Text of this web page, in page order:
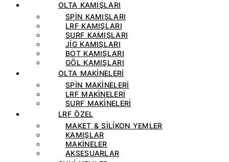
OLTA KAMIŞLARI
SPIN KAMIŞLARI
LRF KAMIŞLARI
SURF KAMIŞLARI
JIG KAMIŞLARI
BOT KAMIŞLARI
GÖL KAMIŞLARI
OLTA MAKİNELERİ
SPIN MAKINELERI
LRF MAKINELERI
SURF MAKINELERI
LRF ÖZEL
MAKET & SILIKON YEMLER
KAMIŞLAR
MAKINELER
AKSESUARLAR